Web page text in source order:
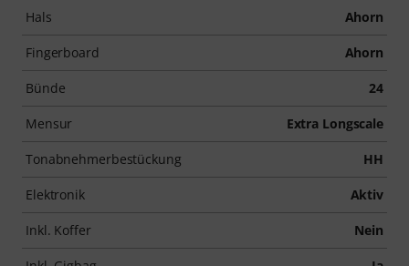
Hals Ahorn
Fingerboard Ahorn
Bünde 24
Mensur Extra Longscale
Tonabnehmerbestückung HH
Elektronik Aktiv
Inkl. Koffer Nein